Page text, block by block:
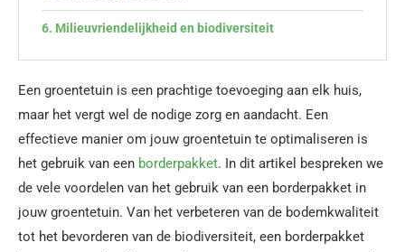
Milieuvriendelijkheid en biodiversiteit
Een groentetuin is een prachtige toevoeging aan elk huis,
maar het vergt wel de nodige zorg en aandacht. Een
effectieve manier om jouw groentetuin te optimaliseren is
het gebruik van een borderpakket. In dit artikel bespreken we
de vele voordelen van het gebruik van een borderpakket in
jouw groentetuin. Van het verbeteren van de bodemkwaliteit
tot het bevorderen van de biodiversiteit, een borderpakket